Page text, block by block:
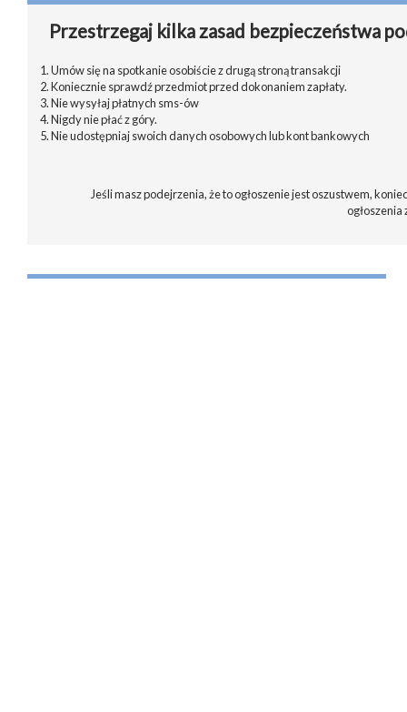
Przestrzegaj kilka zasad bezpieczeństwa
1. Umów się na spotkanie osobiście z drugą stroną transakcji
2. Koniecznie sprawdź przedmiot przed dokonaniem zapłaty.
3. Nie wysyłaj płatnych sms-ów
4. Nigdy nie płać z góry.
5. Nie udostępniaj swoich danych osobowych lub kont bankowych
Jeśli masz podejrzenia, że to ogłoszenie jest oszustwem,